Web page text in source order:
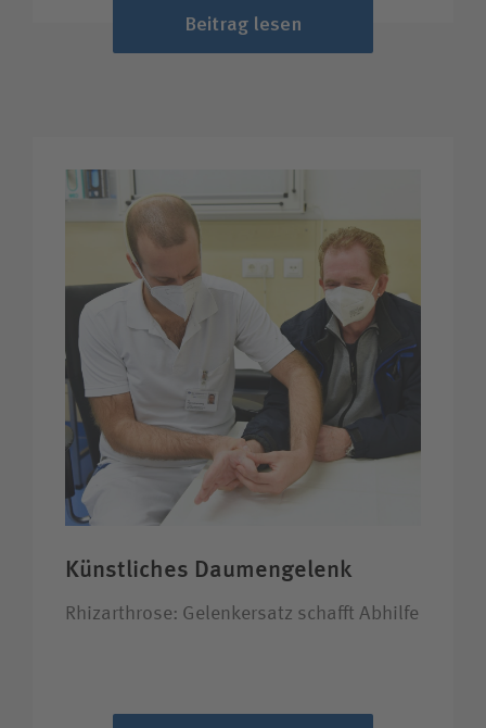
Beitrag lesen
Künstliches Daumengelenk
Rhizarthrose: Gelenkersatz schafft Abhilfe